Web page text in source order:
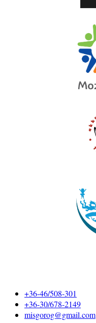
+36-46/508-301
+36-30/678-2149
misgorog@gmail.com